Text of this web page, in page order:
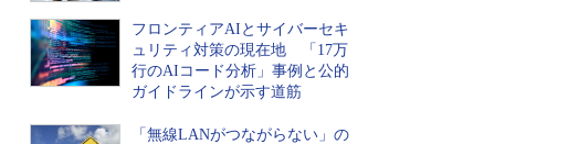
フロンティアAIとサイバーセキ
ュリティ対策の現在地 「17万
行のAIコード分析」事例と公的
ガイドラインが示す道筋
「無線LANがつながらない」の